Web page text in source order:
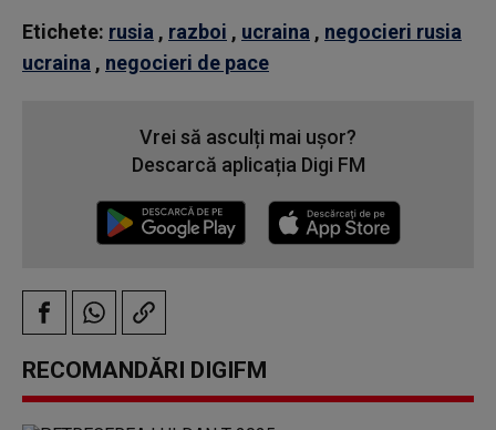
Etichete: rusia , razboi , ucraina , negocieri rusia
ucraina , negocieri de pace
Vrei să asculți mai ușor?
Descarcă aplicația Digi FM
RECOMANDĂRI DIGIFM